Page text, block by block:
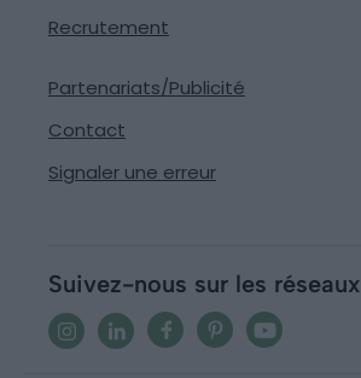
Recrutement
Partenariats/Publicité
Contact
Signaler une erreur
Suivez-nous sur les réseaux